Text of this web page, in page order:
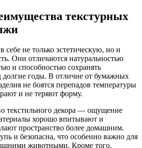
текстурных
себе не только эстетическую, но и
Они отличаются натуральностью
и способностью сохранять
долгие годы. В отличие от бумажных
не боятся перепадов температуры
и не теряют форму.
текстильного декора — ощущение
хорошо впитывают и
пространство более домашним.
и безопасна, что особенно важно для
животными. Кроме того,